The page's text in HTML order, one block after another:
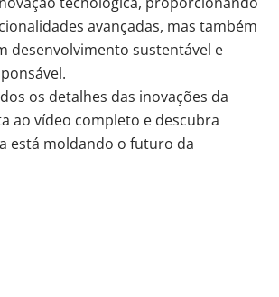
avançadas, mas também
desenvolvimento sustentável e
os detalhes das inovações da
ao vídeo completo e descubra
está moldando o futuro da